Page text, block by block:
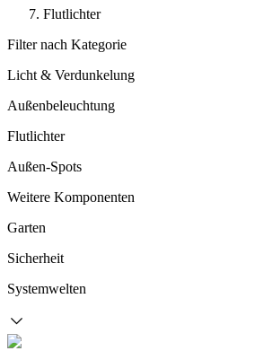
Flutlichter
Filter nach Kategorie
Licht & Verdunkelung
Außenbeleuchtung
Flutlichter
Außen-Spots
Weitere Komponenten
Garten
Sicherheit
Systemwelten